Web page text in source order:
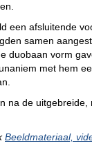
een afsluitende
samen
duobaan vorm
met hem
na de
Beeldmateriaal,